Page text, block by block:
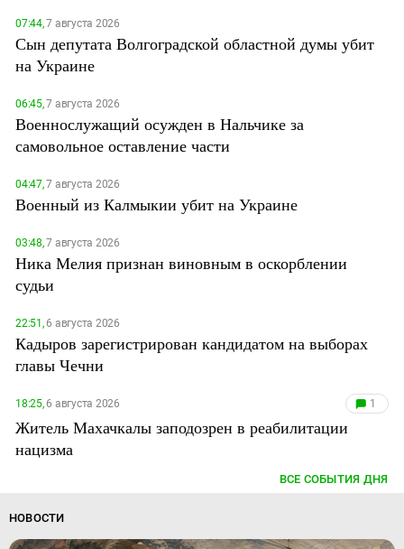
07:44,7 августа 2026
Сын депутата Волгоградской областной думы убит
на Украине
06:45,7 августа 2026
Военнослужащий осужден в Нальчике за
самовольное оставление части
04:47,7 августа 2026
Военный из Калмыкии убит на Украине
03:48,7 августа 2026
Ника Мелия признан виновным в оскорблении
судьи
22:51,6 августа 2026
Кадыров зарегистрирован кандидатом на выборах
главы Чечни
18:25,6 августа 2026 1
Житель Махачкалы заподозрен в реабилитации
нацизма
ВСЕ СОБЫТИЯ ДНЯ
НОВОСТИ